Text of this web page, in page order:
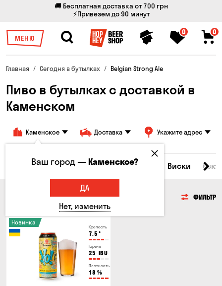
🚚 Бесплатная доставка от 700 грн
⚡Привезем до 90 минут
МЕНЮ
0 0
Главная Сегодня в бутылках Belgian Strong Ale
Пиво в бутылках с доставкой в
Каменском
Каменское Доставка Укажите адрес
Все товары Пиво Сидр Виски
ФИЛЬТР
Крепость
7.5 °
Горечь
25 IBU
Плотность
18 %
Новинка
Ваш город —Каменское?
ДА
Нет, изменить